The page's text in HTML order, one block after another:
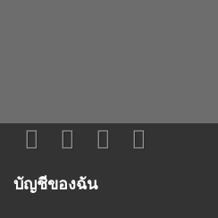
บัญชีของฉัน